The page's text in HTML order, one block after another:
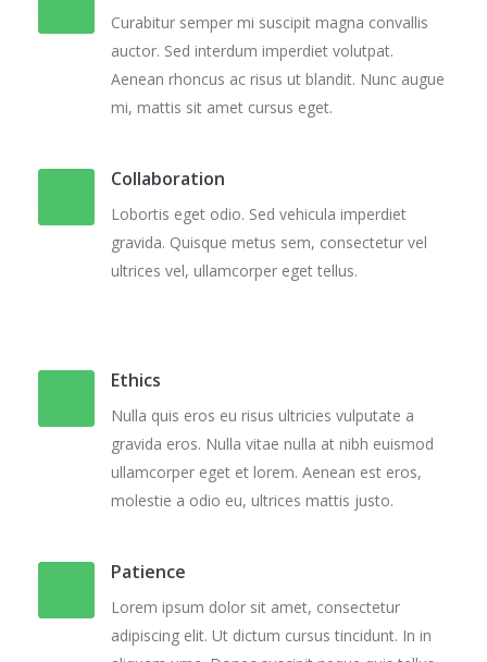
Curabitur semper mi suscipit magna convallis
auctor. Sed interdum imperdiet volutpat.
Aenean rhoncus ac risus ut blandit. Nunc augue
mi, mattis sit amet cursus eget.
Collaboration
Lobortis eget odio. Sed vehicula imperdiet
gravida. Quisque metus sem, consectetur vel
ultrices vel, ullamcorper eget tellus.
Ethics
Nulla quis eros eu risus ultricies vulputate a
gravida eros. Nulla vitae nulla at nibh euismod
ullamcorper eget et lorem. Aenean est eros,
molestie a odio eu, ultrices mattis justo.
Patience
Lorem ipsum dolor sit amet, consectetur
adipiscing elit. Ut dictum cursus tincidunt. In in